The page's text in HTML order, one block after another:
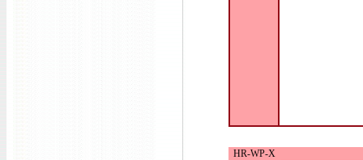
HR-WP-X